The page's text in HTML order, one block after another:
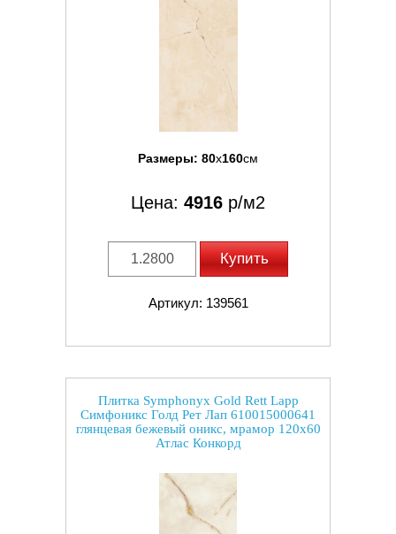
Размеры: 80x160см
Цена: 4916 р/м2
Купить
Артикул: 139561
Плитка Symphonyx Gold Rett Lapp
Симфоникс Голд Рет Лап 610015000641
глянцевая бежевый оникс, мрамор 120x60
Атлас Конкорд